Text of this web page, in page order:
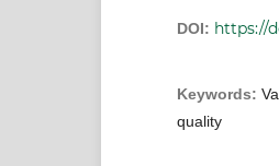
DOI: https://
Keywords:
quality